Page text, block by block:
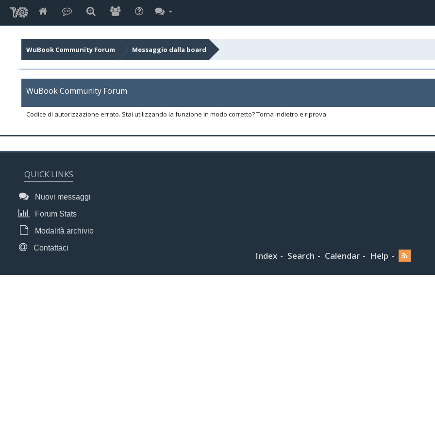
WuBook Community Forum Messaggio dalla board
WuBook Community Forum
Codice di autorizzazione errato. Stai utilizzando la funzione in modo corretto? Torna indietro e riprova.
QUICK LINKS
Nuovi messaggi
Forum Stats
Modalità archivio
Contattaci
Index Search Calendar Help